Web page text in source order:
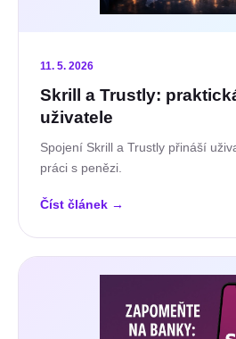
11. 5. 2026
Skrill a Trustly:
uživatele
Spojení Skrill a Trustly přináší
práci s penězi.
Číst článek →